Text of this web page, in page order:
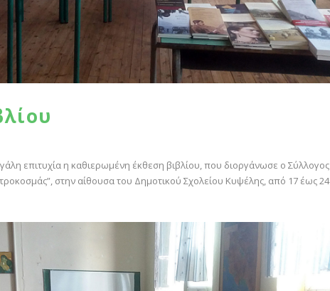
επιτυχία η καθιερωμένη έκθεση βιβλίου, που διοργάνωσε ο Σύλλογος
στην αίθουσα του Δημοτικού Σχολείου Κυψέλης, από 17 έως 24